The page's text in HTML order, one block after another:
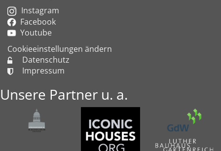
Instagram
Facebook
Youtube
Cookieeinstellungen ändern
Datenschutz
Impressum
Unsere Partner u. a.